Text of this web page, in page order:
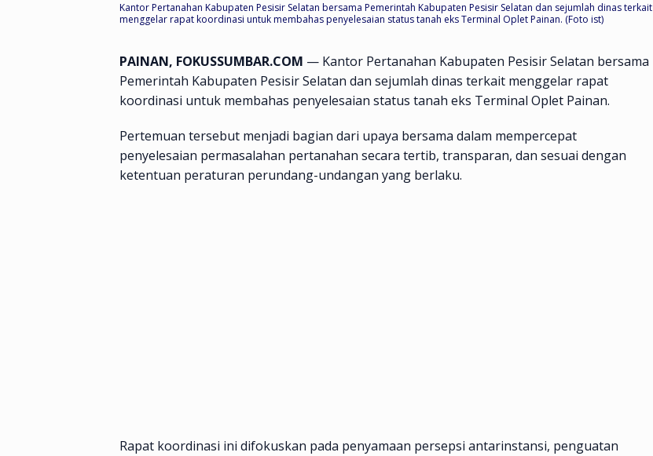
Kantor Pertanahan Kabupaten Pesisir Selatan bersama Pemerintah Kabupaten Pesisir Selatan dan sejumlah dinas terkait
menggelar rapat koordinasi untuk membahas penyelesaian status tanah eks Terminal Oplet Painan. (Foto ist)
PAINAN, FOKUSSUMBAR.COM — Kantor Pertanahan Kabupaten Pesisir Selatan bersama
Pemerintah Kabupaten Pesisir Selatan dan sejumlah dinas terkait menggelar rapat
koordinasi untuk membahas penyelesaian status tanah eks Terminal Oplet Painan.
Pertemuan tersebut menjadi bagian dari upaya bersama dalam mempercepat
penyelesaian permasalahan pertanahan secara tertib, transparan, dan sesuai dengan
ketentuan peraturan perundang-undangan yang berlaku.
Rapat koordinasi ini difokuskan pada penyamaan persepsi antarinstansi, penguatan